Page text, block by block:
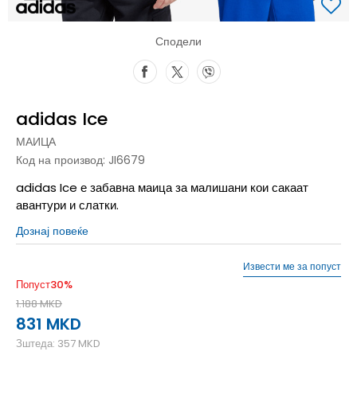
Сподели
adidas Ice
МАИЦА
Код на производ: JI6679
adidas Ice е забавна маица за малишани кои сакаат
авантури и слатки.
Дознај повеќе
Попуст30%
1.188MKD
831 MKD
Зштеда: 357 MKD
Извести ме за попуст